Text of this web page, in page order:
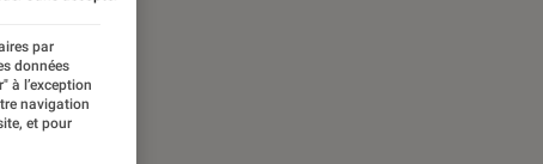
par
données
à l’exception
navigation
et pour